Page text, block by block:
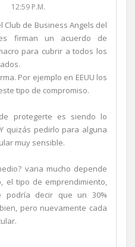
12:59 P.M.
Club de Business Angels del
firman un acuerdo de
para cubrir a todos los
Por ejemplo en EEUU los
tipo de compromiso.
protegerte es siendo lo
quizás pedirlo para alguna
muy sensible.
varia mucho depende
el tipo de emprendimiento,
podría decir que un 30%
pero nuevamente cada